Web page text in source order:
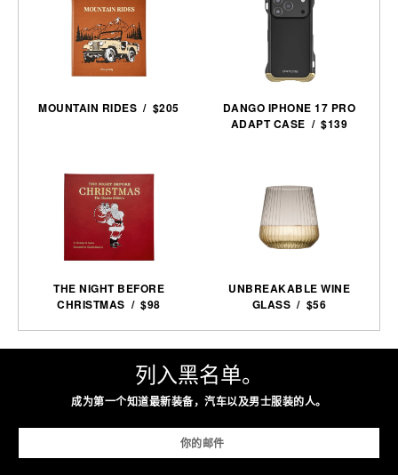
MOUNTAIN RIDES / $205
DANGO IPHONE 17 PRO
ADAPT CASE / $139
THE NIGHT BEFORE
CHRISTMAS / $98
UNBREAKABLE WINE
GLASS / $56
列入黑名单。
成为第一个知道最新装备，汽车以及男士服装的人。